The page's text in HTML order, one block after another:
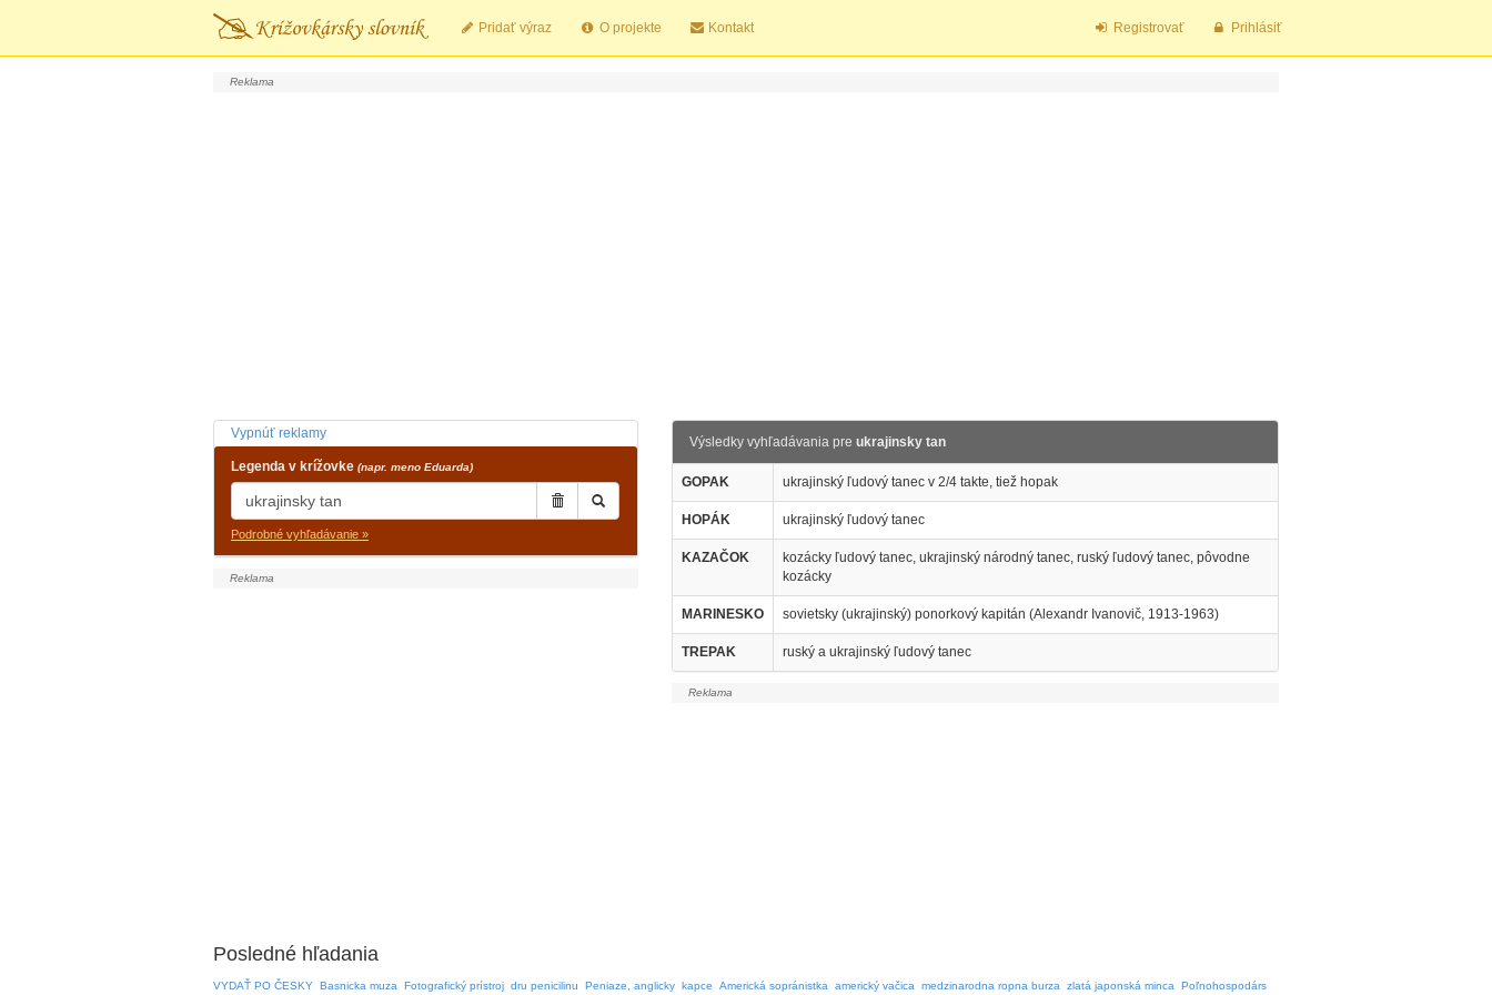
Pridať výraz O projekte Kontakt Registrovať Prihlásiť
Vypnúť reklamy
Legenda v krížovke (napr. meno Eduarda)
Podrobné vyhľadávanie »
Výsledky vyhľadávania pre ukrajinsky tan
GOPAK ukrajinský ľudový tanec v 2/4 takte, tiež hopak
HOPÁK ukrajinský ľudový tanec
KAZAČOK
kozácky ľudový tanec, ukrajinský národný tanec, ruský ľudový tanec, pôvodne
kozácky
MARINESKO sovietsky (ukrajinský) ponorkový kapitán (Alexandr Ivanovič, 1913-1963)
TREPAK ruský a ukrajinský ľudový tanec
Posledné hľadania
VYDAŤ PO ČESKY Basnicka muza Fotografický prístroj dru penicilinu Peniaze, anglicky kapce Americká sopránistka americký vačica medzinarodna ropna burza zlatá japonská minca Poľnohospodárs